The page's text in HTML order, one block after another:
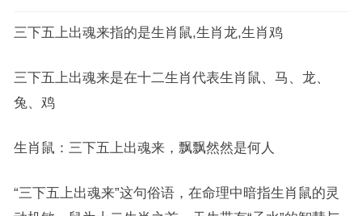
三下五上出魂来指的是生肖鼠,生肖龙,生肖鸡
三下五上出魂来是在十二生肖代表生肖鼠、马、龙、
兔、鸡
生肖鼠：三下五上出魂来，飘飘然然是何人
“三下五上出魂来”这句俗语，在命理中暗指生肖鼠的灵